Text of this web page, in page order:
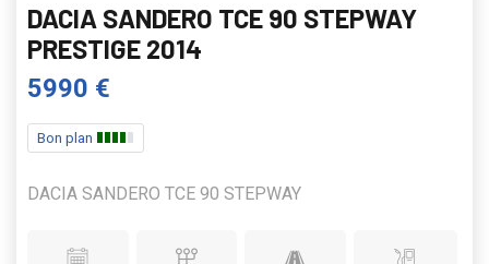
DACIA SANDERO TCE 90 STEPWAY
PRESTIGE 2014
5990 €
Bon plan
DACIA SANDERO TCE 90 STEPWAY